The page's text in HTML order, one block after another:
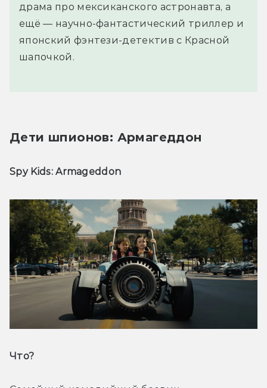
драма про мексиканского астронавта, а
ещё — научно-фантастический триллер и
японский фэнтези-детектив с Красной
шапочкой.
Дети шпионов: Армагеддон
Spy Kids: Armageddon
Что?